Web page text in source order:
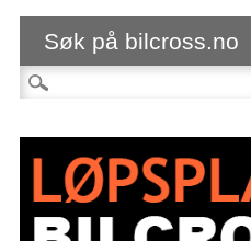
Søk på bilcross.no
Søk etter: